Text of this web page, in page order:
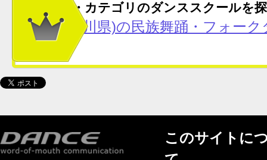
この地域・カテゴリのダンススクールを
川崎(神奈川県)の民族舞踊・フォー
このサイトに